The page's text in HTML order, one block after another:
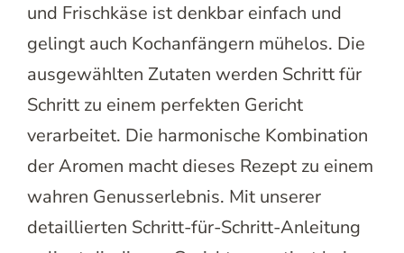
und Frischkäse ist denkbar einfach und
gelingt auch Kochanfängern mühelos. Die
ausgewählten Zutaten werden Schritt für
Schritt zu einem perfekten Gericht
verarbeitet. Die harmonische Kombination
der Aromen macht dieses Rezept zu einem
wahren Genusserlebnis. Mit unserer
detaillierten Schritt-für-Schritt-Anleitung